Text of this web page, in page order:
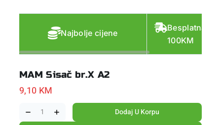
Najbolje cijene
Besplatna
100KM
MAM Sisač br.X A2
9,10 KM
Dodaj U Korpu